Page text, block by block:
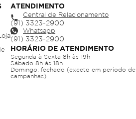
ATENDIMENTO
Central de Relacionamento
Whatsapp
HORÁRIO DE ATENDIMENTO
Segunda à Sexta 8h às 19h
Sábado 8h às 18h
Domingo: fechado (exceto em período de
campanhas)